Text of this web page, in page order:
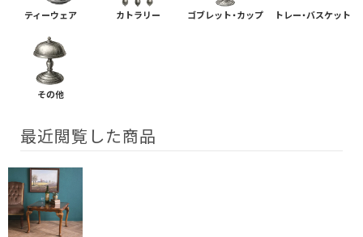
ティーウェア カトラリー ゴブレット・カップ トレー・バスケット
その他
最近閲覧した商品